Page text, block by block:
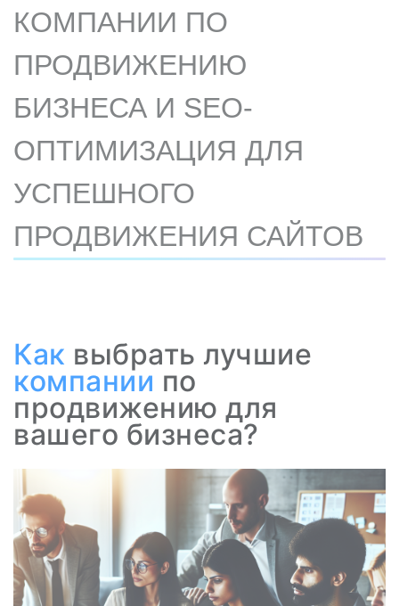
КОМПАНИИ ПО
ПРОДВИЖЕНИЮ
БИЗНЕСА И SEO-
ОПТИМИЗАЦИЯ ДЛЯ
УСПЕШНОГО
ПРОДВИЖЕНИЯ САЙТОВ
Как выбрать лучшие
компании по
продвижению для
вашего бизнеса?